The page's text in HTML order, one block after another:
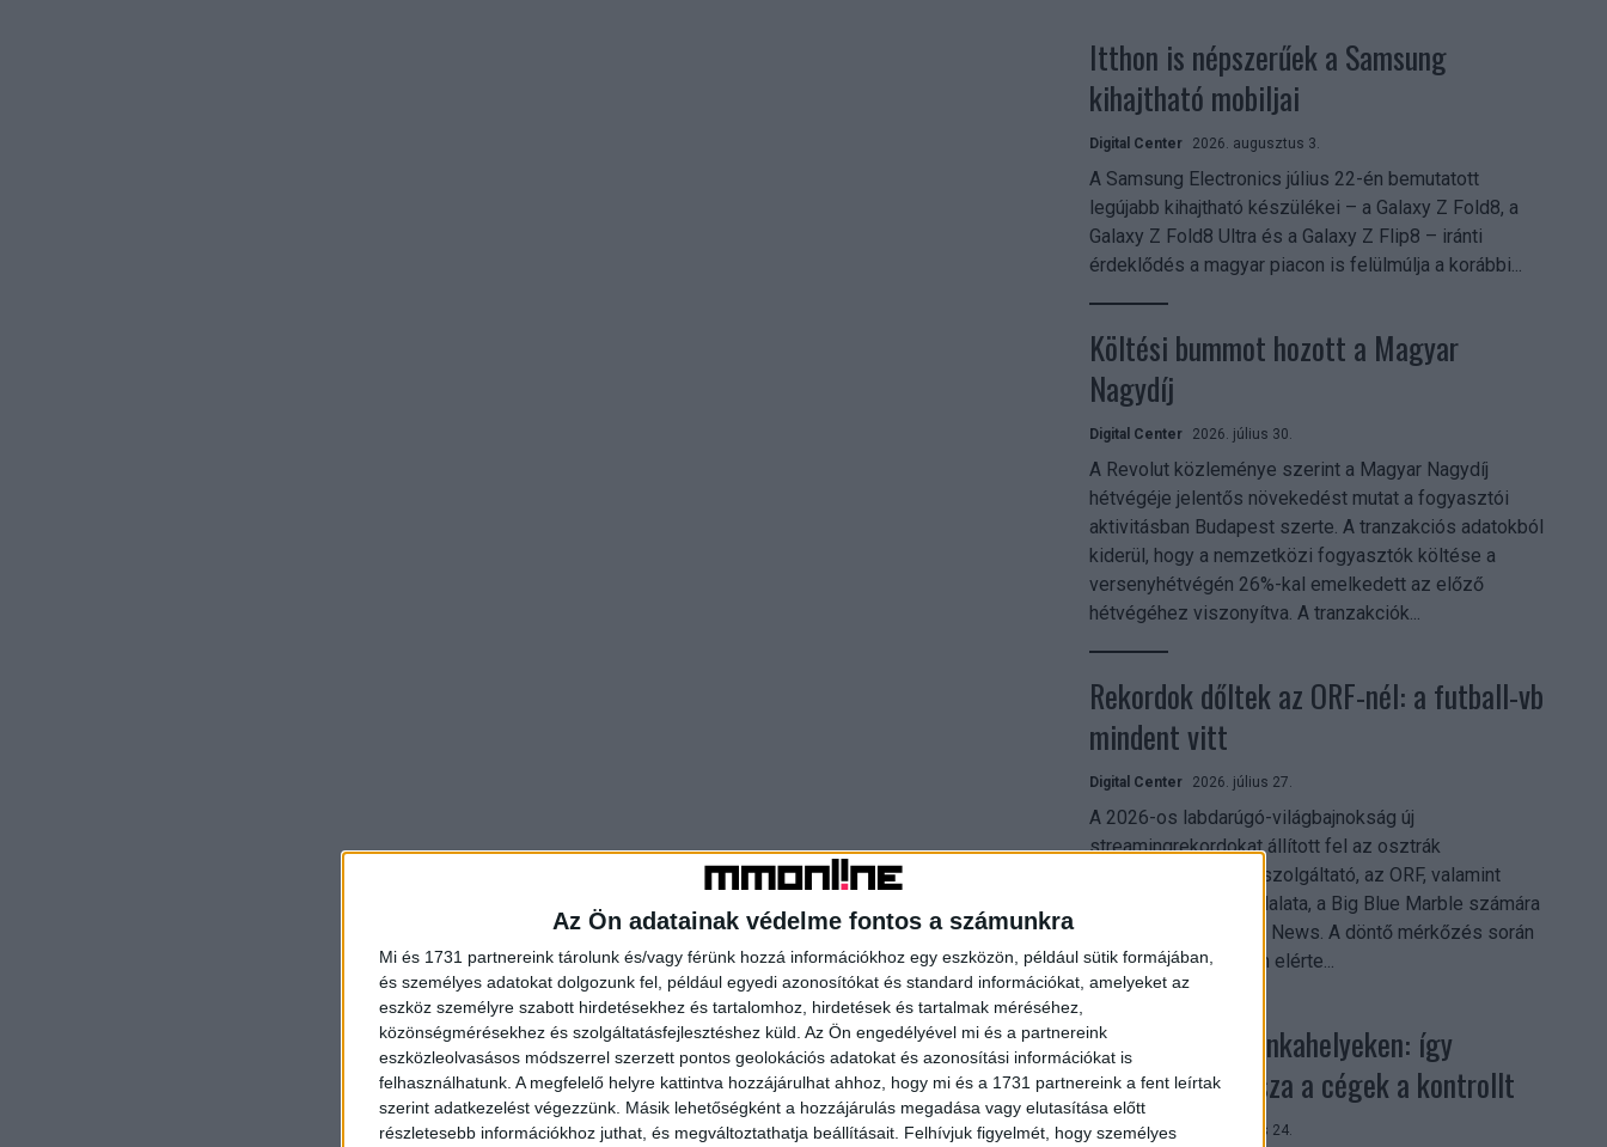
Az Ön adatainak védelme fontos a számunkra
Mi és 1731 partnereink tárolunk és/vagy férünk hozzá információkhoz egy eszközön, például sütik formájában,
és személyes adatokat dolgozunk fel, például egyedi azonosítókat és standard információkat, amelyeket az
eszköz személyre szabott hirdetésekhez és tartalomhoz, hirdetések és tartalmak méréséhez,
közönségmérésekhez és szolgáltatásfejlesztéshez küld. Az Ön engedélyével mi és a partnereink
eszközleolvasásos módszerrel szerzett pontos geolokációs adatokat és azonosítási információkat is
felhasználhatunk. A megfelelő helyre kattintva hozzájárulhat ahhoz, hogy mi és a 1731 partnereink a fent leírtak
szerint adatkezelést végezzünk. Másik lehetőségként a hozzájárulás megadása vagy elutasítása előtt
részletesebb információkhoz juthat, és megváltoztathatja beállításait. Felhívjuk figyelmét, hogy személyes
Itthon is népszerűek a Samsung
kihajtható mobiljai
Digital Center 2026. augusztus 3.
A Samsung Electronics július 22-én bemutatott
legújabb kihajtható készülékei – a Galaxy Z Fold8, a
Galaxy Z Fold8 Ultra és a Galaxy Z Flip8 – iránti
érdeklődés a magyar piacon is felülmúlja a korábbi...
Költési bummot hozott a Magyar
Nagydíj
Digital Center 2026. július 30.
A Revolut közleménye szerint a Magyar Nagydíj
hétvégéje jelentős növekedést mutat a fogyasztói
aktivitásban Budapest szerte. A tranzakciós adatokból
kiderül, hogy a nemzetközi fogyasztók költése a
versenyhétvégén 26%-kal emelkedett az előző
hétvégéhez viszonyítva. A tranzakciók...
Rekordok dőltek az ORF-nél: a futball-vb
mindent vitt
Digital Center 2026. július 27.
A 2026-os labdarúgó-világbajnokság új
streamingrekordokat állított fel az osztrák
közszolgálati műsorszolgáltató, az ORF, valamint
technológiai leányvállalata, a Big Blue Marble számára
– írja a Broadband TV News. A döntő mérkőzés során
az átlagos nézőszám elérte...
Shadow AI a munkahelyeken: így
szerezhetik vissza a cégek a kontrollt
Digital Center 2026. július 24.